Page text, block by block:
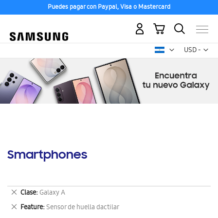
Puedes pagar con Paypal, Visa o Mastercard
USD -
dólar
Mi carrito
Smartphones
Clase Galaxy A
Eliminar
este
artículo
Feature Sensor de huella dactilar
Eliminar